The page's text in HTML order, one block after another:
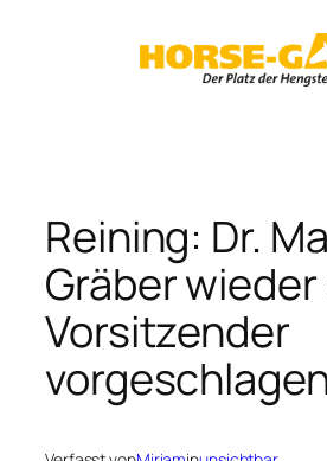
Reining: Dr.
Gräber wieder
Vorsitzender